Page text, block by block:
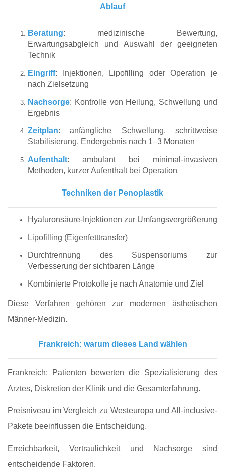
Ablauf
Beratung: medizinische Bewertung,
Erwartungsabgleich und Auswahl der geeigneten
Technik
Eingriff: Injektionen, Lipofilling oder Operation je
nach Zielsetzung
Nachsorge: Kontrolle von Heilung, Schwellung und
Ergebnis
Zeitplan: anfängliche Schwellung, schrittweise
Stabilisierung, Endergebnis nach 1–3 Monaten
Aufenthalt: ambulant bei minimal-invasiven
Methoden, kurzer Aufenthalt bei Operation
Techniken der Penoplastik
Hyaluronsäure-Injektionen zur Umfangsvergrößerung
Lipofilling (Eigenfetttransfer)
Durchtrennung des Suspensoriums zur
Verbesserung der sichtbaren Länge
Kombinierte Protokolle je nach Anatomie und Ziel
Diese Verfahren gehören zur modernen ästhetischen
Männer-Medizin.
Frankreich: warum dieses Land wählen
Frankreich: Patienten bewerten die Spezialisierung des
Arztes, Diskretion der Klinik und die Gesamterfahrung.
Preisniveau im Vergleich zu Westeuropa und All-inclusive-
Pakete beeinflussen die Entscheidung.
Erreichbarkeit, Vertraulichkeit und Nachsorge sind
entscheidende Faktoren.